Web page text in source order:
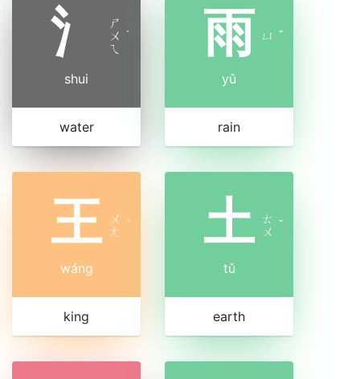
氵
ㄕ
ㄨ
ㄟ
˙
shui
water
雨 ㄩ ˇ
yǔ
rain
王 ㄨ
ㄤ ˊ
wáng
king
土 ㄊ
ㄨ ˇ
tǔ
earth